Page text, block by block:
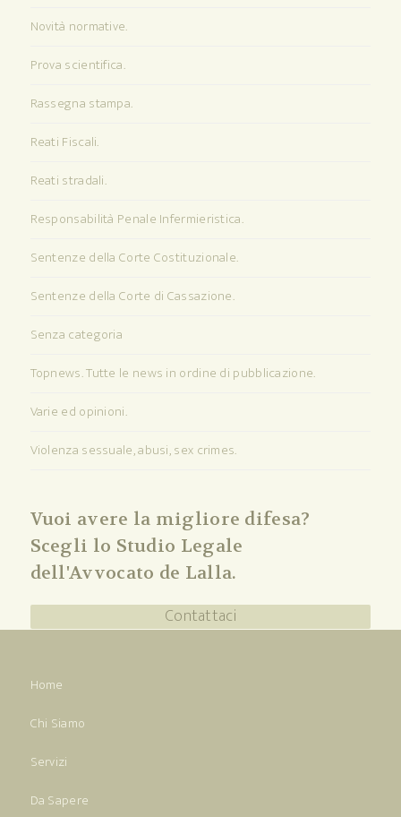
Novità normative.
Prova scientifica.
Rassegna stampa.
Reati Fiscali.
Reati stradali.
Responsabilità Penale Infermieristica.
Sentenze della Corte Costituzionale.
Sentenze della Corte di Cassazione.
Senza categoria
Topnews. Tutte le news in ordine di pubblicazione.
Varie ed opinioni.
Violenza sessuale, abusi, sex crimes.
Vuoi avere la migliore difesa?
Scegli lo Studio Legale
dell'Avvocato de Lalla.
Contattaci
Home
Chi Siamo
Servizi
Da Sapere